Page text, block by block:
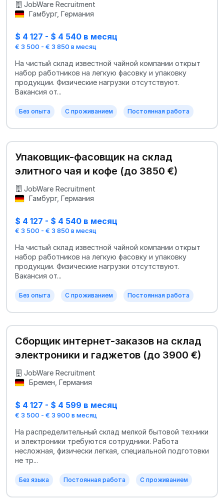
JobWare Recruitment
Гамбург, Германия
$ 4 127 - $ 4 540 в месяц
€ 3 500 - € 3 850 в месяц
На чистый склад известной чайной компании открыт
набор работников на легкую фасовку и упаковку
продукции. Физические нагрузки отсутствуют.
Вакансия от...
Без опыта С проживанием Постоянная работа
Упаковщик-фасовщик на склад
элитного чая и кофе (до 3850 €)
JobWare Recruitment
Гамбург, Германия
$ 4 127 - $ 4 540 в месяц
€ 3 500 - € 3 850 в месяц
На чистый склад известной чайной компании открыт
набор работников на легкую фасовку и упаковку
продукции. Физические нагрузки отсутствуют.
Вакансия от...
Без опыта С проживанием Постоянная работа
Сборщик интернет-заказов на склад
электроники и гаджетов (до 3900 €)
JobWare Recruitment
Бремен, Германия
$ 4 127 - $ 4 599 в месяц
€ 3 500 - € 3 900 в месяц
На распределительный склад мелкой бытовой техники
и электроники требуются сотрудники. Работа
несложная, физически легкая, специальной подготовки
не тр...
Без языка Постоянная работа С проживанием